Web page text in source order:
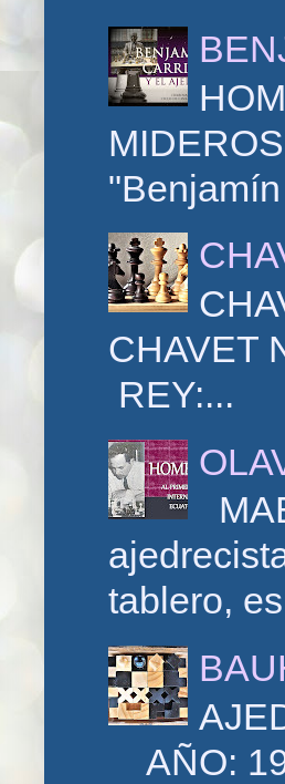
CHAVET
REY:...
tablero,
AÑO: